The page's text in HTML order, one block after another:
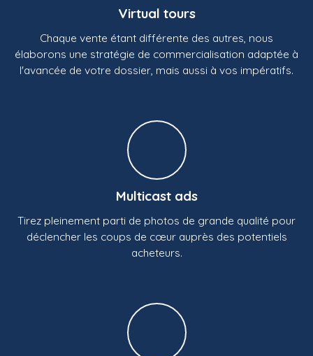
Virtual tours
Chaque vente étant différente des autres, nous
élaborons une stratégie de commercialisation adaptée à
l'avancée de votre dossier, mais aussi à vos impératifs.
Multicast ads
Tirez pleinement parti de photos de grande qualité pour
déclencher les coups de cœur auprès des potentiels
acheteurs.